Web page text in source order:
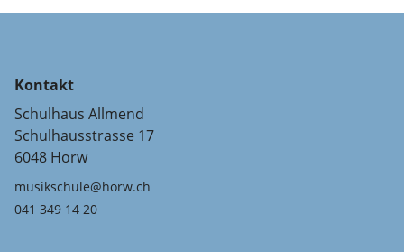
Kontakt
Schulhaus Allmend
Schulhausstrasse 17
6048 Horw
musikschule@horw.ch
041 349 14 20